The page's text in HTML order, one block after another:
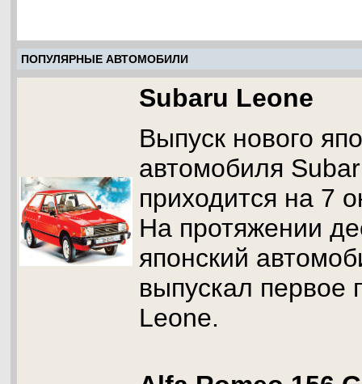
ПОПУЛЯРНЫЕ АВТОМОБИЛИ
Subaru Leone
Выпуск нового
автомобиля
приходится на 7
На протяжении
японский
выпускал первое
Leone.